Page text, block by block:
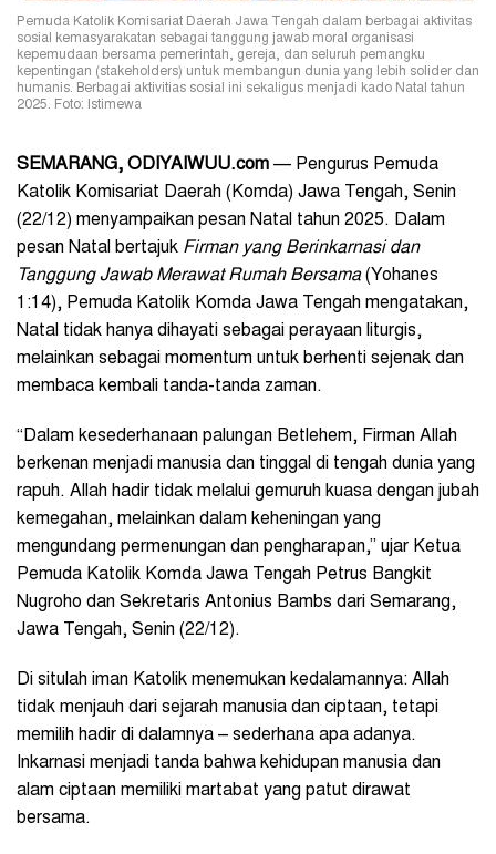
Pemuda Katolik Komisariat Daerah Jawa Tengah dalam berbagai aktivitas
sosial kemasyarakatan sebagai tanggung jawab moral organisasi
kepemudaan bersama pemerintah, gereja, dan seluruh pemangku
kepentingan (stakeholders) untuk membangun dunia yang lebih solider dan
humanis. Berbagai aktivitias sosial ini sekaligus menjadi kado Natal tahun
2025. Foto: Istimewa
SEMARANG, ODIYAIWUU.com — Pengurus Pemuda
Katolik Komisariat Daerah (Komda) Jawa Tengah, Senin
(22/12) menyampaikan pesan Natal tahun 2025. Dalam
pesan Natal bertajuk Firman yang Berinkarnasi dan
Tanggung Jawab Merawat Rumah Bersama(Yohanes
1:14), Pemuda Katolik Komda Jawa Tengah mengatakan,
Natal tidak hanya dihayati sebagai perayaan liturgis,
melainkan sebagai momentum untuk berhenti sejenak dan
membaca kembali tanda-tanda zaman.
“Dalam kesederhanaan palungan Betlehem, Firman Allah
berkenan menjadi manusia dan tinggal di tengah dunia yang
rapuh. Allah hadir tidak melalui gemuruh kuasa dengan jubah
kemegahan, melainkan dalam keheningan yang
mengundang permenungan dan pengharapan,” ujar Ketua
Pemuda Katolik Komda Jawa Tengah Petrus Bangkit
Nugroho dan Sekretaris Antonius Bambs dari Semarang,
Jawa Tengah, Senin (22/12).
Di situlah iman Katolik menemukan kedalamannya: Allah
tidak menjauh dari sejarah manusia dan ciptaan, tetapi
memilih hadir di dalamnya – sederhana apa adanya.
Inkarnasi menjadi tanda bahwa kehidupan manusia dan
alam ciptaan memiliki martabat yang patut dirawat
bersama.